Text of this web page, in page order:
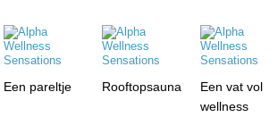
Een pareltje Rooftopsauna
Een vat vol
wellness